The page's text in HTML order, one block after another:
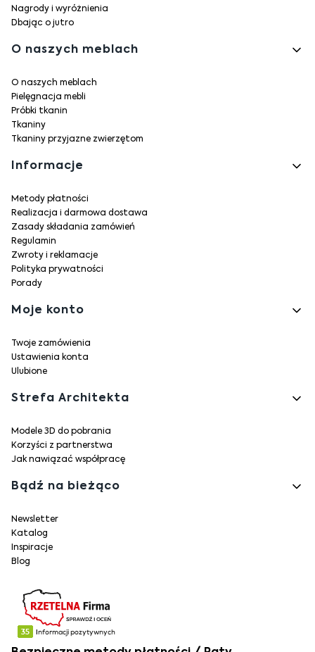
Nagrody i wyróżnienia
Dbając o jutro
O naszych meblach
O naszych meblach
Pielęgnacja mebli
Próbki tkanin
Tkaniny
Tkaniny przyjazne zwierzętom
Informacje
Metody płatności
Realizacja i darmowa dostawa
Zasady składania zamówień
Regulamin
Zwroty i reklamacje
Polityka prywatności
Porady
Moje konto
Twoje zamówienia
Ustawienia konta
Ulubione
Strefa Architekta
Modele 3D do pobrania
Korzyści z partnerstwa
Jak nawiązać współpracę
Bądź na bieżąco
Newsletter
Katalog
Inspiracje
Blog